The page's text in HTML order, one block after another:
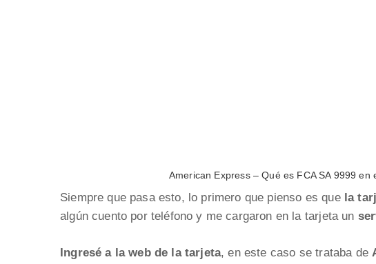
American Express – Qué es FCA SA 9999 en
Siempre que pasa esto, lo primero que pienso es que la
algún cuento por teléfono y me cargaron en la tarjeta un
Ingresé a la web de la tarjeta, en este caso se trataba de